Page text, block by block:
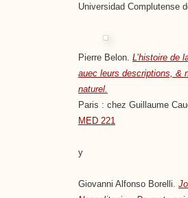
Universidad Complutense
Pierre Belon. L’histoire de
auec leurs descriptions, &
naturel.
Paris : chez Guillaume
MED 221
y
Giovanni Alfonso Borelli.